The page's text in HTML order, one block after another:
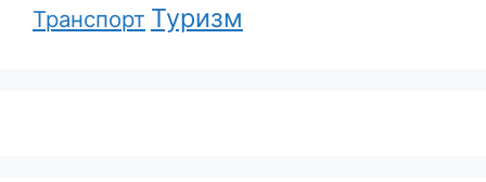
Транспорт Туризм